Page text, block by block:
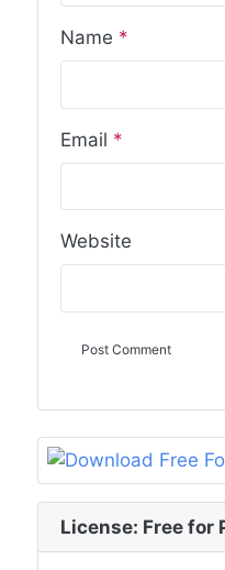
Name *
Email *
Website
License: Free for